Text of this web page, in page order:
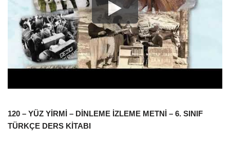
120 – YÜZ YİRMİ – DİNLEME İZLEME METNİ – 6. SINIF
TÜRKÇE DERS KİTABI